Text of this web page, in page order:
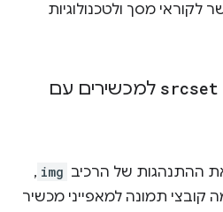
מסך ולטכנולוגיות
למכשירים עם
של הרכיב img
,
תמונה למאפייני מכשיר